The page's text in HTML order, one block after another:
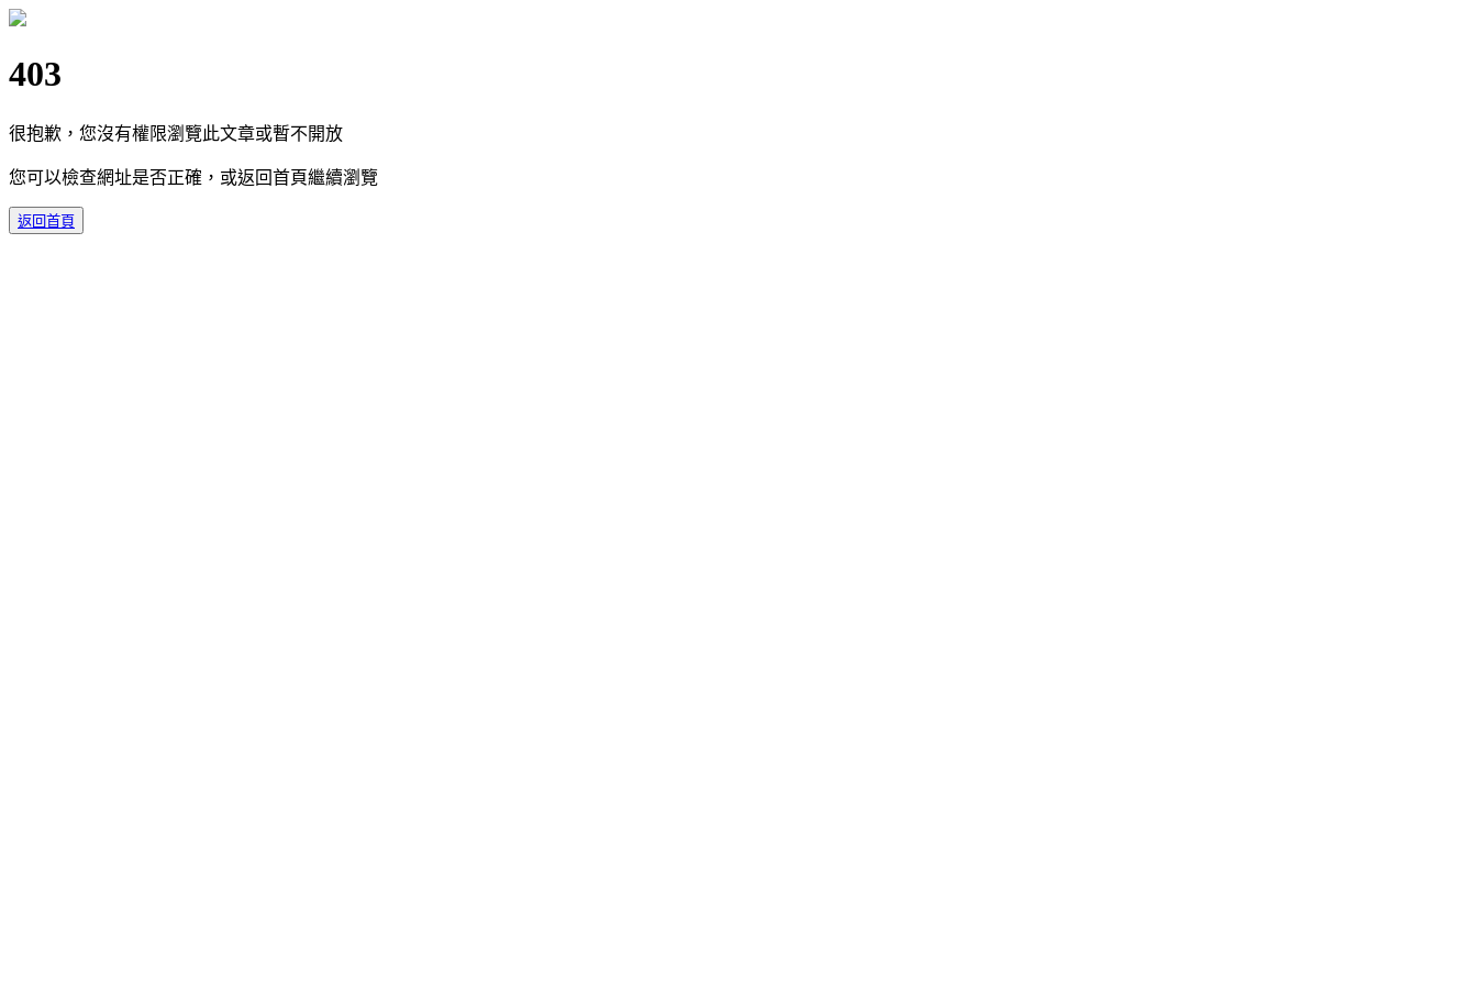
403
很抱歉，您沒有權限瀏覽此文章或暫不開放
您可以檢查網址是否正確，或返回首頁繼續瀏覽
返回首頁